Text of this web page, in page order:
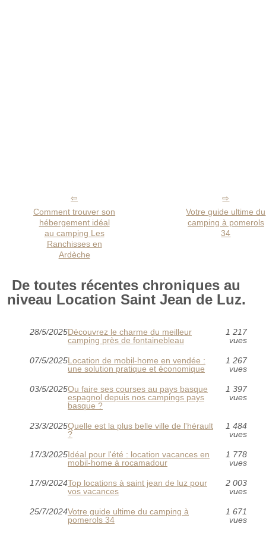
Comment trouver son
hébergement idéal
au camping Les
Ranchisses en
Ardèche
Votre guide ultime du
camping à pomerols
34
De toutes récentes chroniques au
niveau Location Saint Jean de Luz.
28/5/2025Découvrez le charme du meilleur
camping près de fontainebleau
1 217
vues
07/5/2025Location de mobil-home en vendée :
une solution pratique et économique
1 267
vues
03/5/2025Ou faire ses courses au pays basque
espagnol depuis nos campings pays
basque ?
1 397
vues
23/3/2025Quelle est la plus belle ville de l'hérault
?
1 484
vues
17/3/2025Idéal pour l'été : location vacances en
mobil-home à rocamadour
1 778
vues
17/9/2024Top locations à saint jean de luz pour
vos vacances
2 003
vues
25/7/2024Votre guide ultime du camping à
pomerols 34
1 671
vues